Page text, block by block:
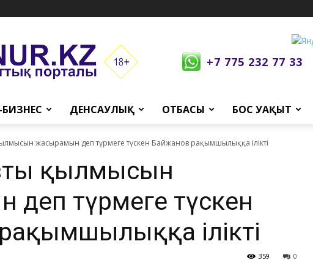
+7 775 232 77 33
ДЕНСАУЛЫҚ ОТБАСЫ БОС УАҚЫТ
жасырамын деп түрмеге түскен Байжанов рақымшылыққа ілікті
қылмысын
түрмеге түскен
ілікті
0
359